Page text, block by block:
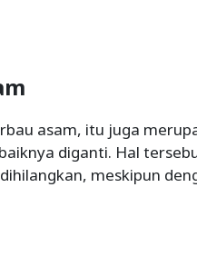
asam, itu juga
diganti. Hal
meskipun